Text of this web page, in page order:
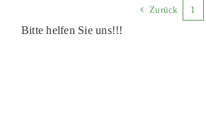
Zurück 1
Bitte helfen Sie uns!!!